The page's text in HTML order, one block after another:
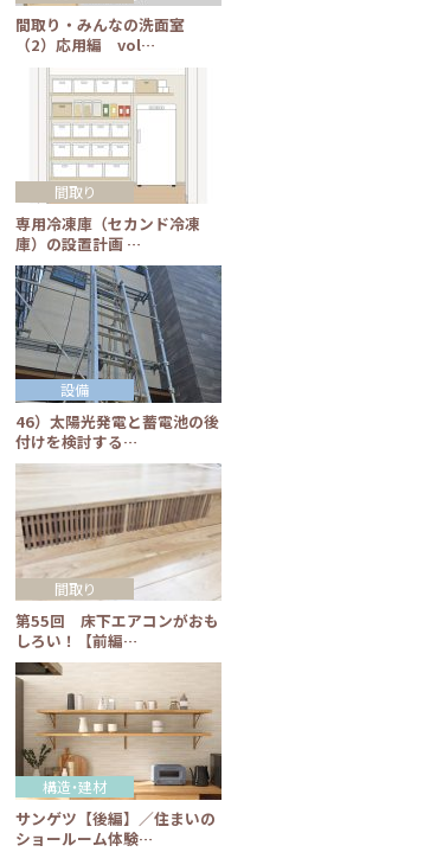
間取り・みんなの洗面室
（2）応用編 vol…
専用冷凍庫（セカンド冷凍
庫）の設置計画 …
間取り
46）太陽光発電と蓄電池の後
付けを検討する…
設備
第55回 床下エアコンがおも
しろい！【前編…
間取り
サンゲツ【後編】／住まいの
ショールーム体験…
構造・建材